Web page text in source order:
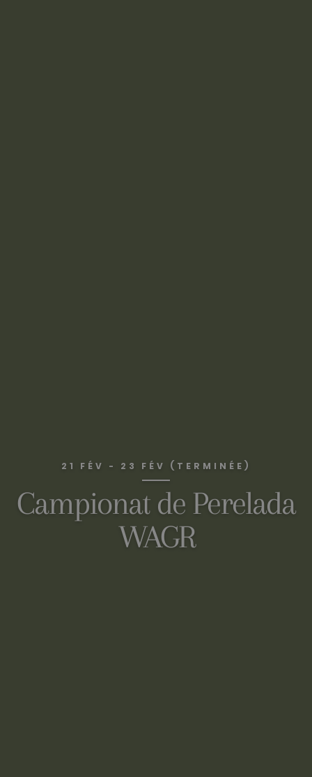
21 FÉV - 23 FÉV (TERMINÉE)
Campionat de Perelada
WAGR